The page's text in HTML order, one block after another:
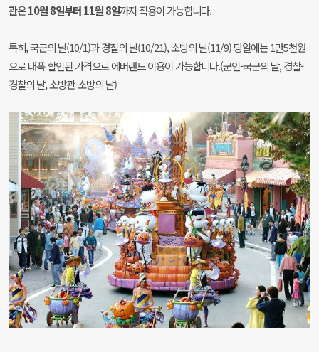
관은10월 8일부터 11월 8일까지 적용이 가능합니다.
특히, 국군의 날(10/1)과 경찰의 날(10/21), 소방의 날(11/9) 당일에는 1만5천원
으로 대폭 할인된 가격으로 에버랜드 이용이 가능합니다.(군인-국군의 날, 경찰-
경찰의 날, 소방관-소방의 날)